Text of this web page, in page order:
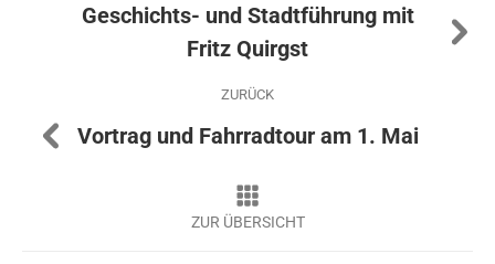
ZURÜCK
VorherigerVortrag und Fahrradtour am 1. Mai
NächsterGeschichts- und Stadtführung mit
Fritz Quirgst